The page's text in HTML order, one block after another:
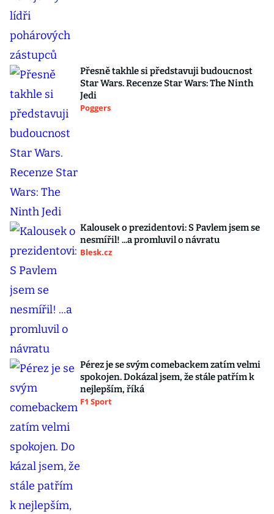
Přesně takhle si představuji budoucnost
Star Wars. Recenze Star Wars: The Ninth
Jedi
Poggers
Kalousek o prezidentovi: S Pavlem jsem se
nesmířil! ...a promluvil o návratu
Blesk.cz
Pérez je se svým comebackem zatím velmi
spokojen. Dokázal jsem, že stále patřím k
nejlepším, říká
F1 Sport